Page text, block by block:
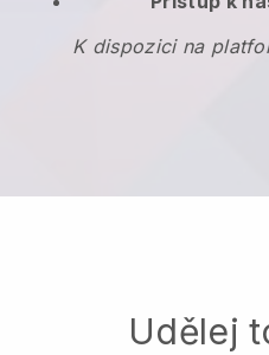
K dispozici na
Udělej